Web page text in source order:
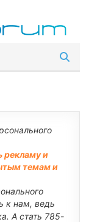
рекламу и
темам и
к нам, ведь
А стать 785-